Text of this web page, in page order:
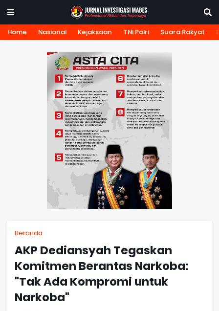
Home Nasional Kejaksaan TNI Polri Suara Rakyat
Beranda
AKP Dediansyah Tegaskan
Komitmen Berantas Narkoba:
"Tak Ada Kompromi untuk
Narkoba"